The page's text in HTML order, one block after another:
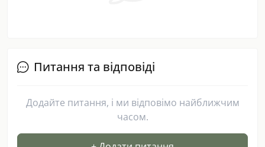
Питання та відповіді
Додайте питання, і ми відповімо найближчим
часом.